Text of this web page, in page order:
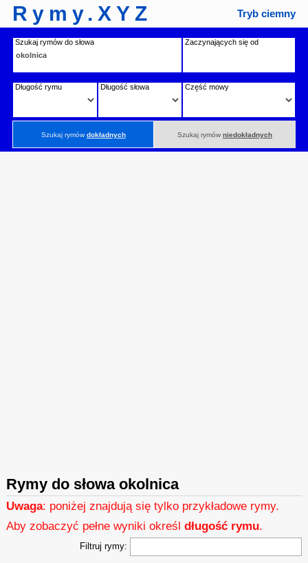
Rymy.XYZ Tryb ciemny
Szukaj rymów do słowa Zaczynających się od
Długość rymu Długość słowa Część mowy
Szukaj rymówdokładnych Szukaj rymów niedokładnych
Rymy do słowa okolnica
Uwaga: poniżej znajdują się tylko przykładowe rymy.
Aby zobaczyć pełne wyniki określdługość rymu.
Filtruj rymy: